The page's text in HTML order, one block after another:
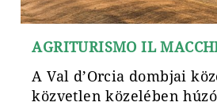
AGRITURISMO IL
A Val d’Orcia dombjai
közvetlen közelében